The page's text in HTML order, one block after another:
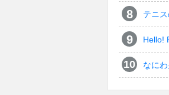
テニ
Hello!
なに